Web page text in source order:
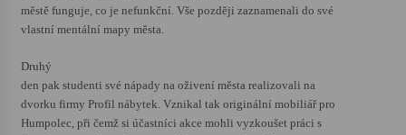
Letní koncerty ve Stromovce: Rufus Miller
22. 7. 2026
Vysočinka
17. 7. 2026
městě funguje, co je nefunkční. Vše později zaznamenali do své
vlastní mentální mapy města.
Druhý
den pak studenti své nápady na oživení města realizovali na
dvorku firmy Profil nábytek. Vznikal tak originální mobiliář pro
Humpolec, při čemž si účastníci akce mohli vyzkoušet práci s